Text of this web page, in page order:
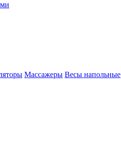
Массажеры Весы напольные